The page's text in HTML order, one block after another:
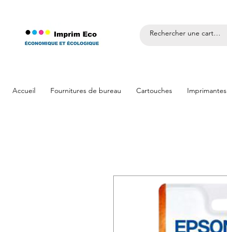
Accueil Fournitures de bureau Cartouches Imprimantes